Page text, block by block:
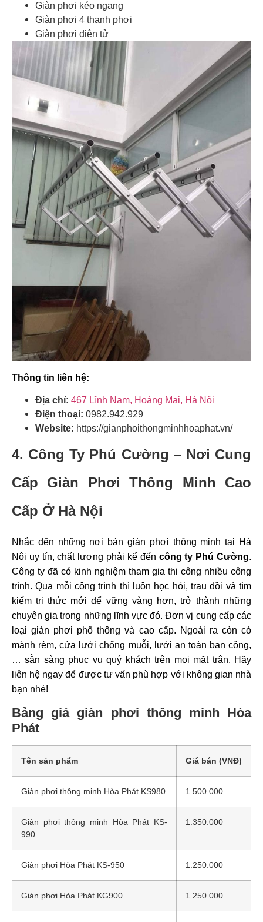
Giàn phơi kéo ngang
Giàn phơi 4 thanh phơi
Giàn phơi điện tử
Thông tin liên hệ:
Địa chỉ: 467 Lĩnh Nam, Hoàng Mai, Hà Nội
Điện thoại: 0982.942.929
Website: https://gianphoithongminhhoaphat.vn/
4. Công Ty Phú Cường – Nơi Cung
Cấp Giàn Phơi Thông Minh Cao
Cấp Ở Hà Nội
Nhắc đến những nơi bán giàn phơi thông minh tại Hà
Nội uy tín, chất lượng phải kể đến công ty Phú Cường.
Công ty đã có kinh nghiệm tham gia thi công nhiều công
trình. Qua mỗi công trình thì luôn học hỏi, trau dồi và tìm
kiếm tri thức mới để vững vàng hơn, trở thành những
chuyên gia trong những lĩnh vực đó. Đơn vị cung cấp các
loại giàn phơi phổ thông và cao cấp. Ngoài ra còn có
mành rèm, cửa lưới chống muỗi, lưới an toàn ban công,
… sẵn sàng phục vụ quý khách trên mọi mặt trận. Hãy
liên hệ ngay để được tư vấn phù hợp với không gian nhà
bạn nhé!
Bảng giá giàn phơi thông minh Hòa
Phát
Tên sản phẩm Giá bán (VNĐ)
Giàn phơi thông minh Hòa Phát KS980 1.500.000
Giàn phơi thông minh Hòa Phát KS-
990
1.350.000
Giàn phơi Hòa Phát KS-950 1.250.000
Giàn phơi Hòa Phát KG900 1.250.000